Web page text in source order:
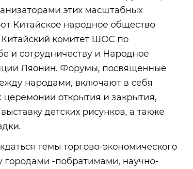
этих масштабных
Китайское народное общество
комитет ШОС по
и сотрудничеству и Народное
Ляонин. Форумы, посвященные
народами, включают в себя
открытия и закрытия,
детских рисунков, а также
темы торгово-экономического
городами -побратимами, научно-